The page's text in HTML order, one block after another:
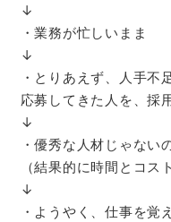
↓
・業務が忙しいまま
↓
・とりあえず、人手不
応募してきた人を、採
↓
・優秀な人材じゃない
（結果的に時間とコス
↓
・ようやく、仕事を覚